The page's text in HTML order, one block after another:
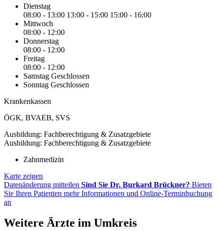
Dienstag
08:00 - 13:00 13:00 - 15:00 15:00 - 16:00
Mittwoch
08:00 - 12:00
Donnerstag
08:00 - 12:00
Freitag
08:00 - 12:00
Samstag Geschlossen
Sonntag Geschlossen
Krankenkassen
ÖGK, BVAEB, SVS
Ausbildung: Fachberechtigung & Zusatzgebiete
Ausbildung: Fachberechtigung & Zusatzgebiete
Zahnmedizin
Karte zeigen
Datenänderung mitteilen Sind Sie Dr. Burkard Brückner? Bieten
Sie Ihren Patienten mehr Informationen und Online-Terminbuchung
an
Weitere Ärzte im Umkreis